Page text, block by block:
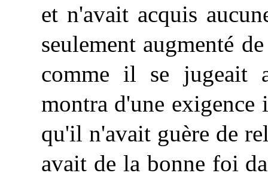
et n'avait acquis
seulement augmenté
comme il se jugeait
montra d'une exigence
qu'il n'avait guère de
avait de la bonne foi